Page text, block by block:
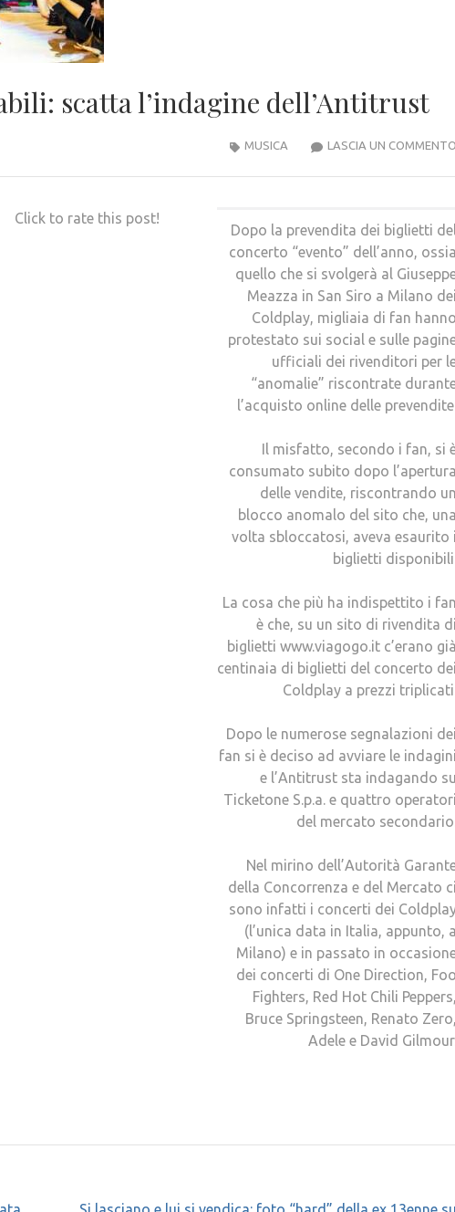
scatta l’indagine dell’Antitrust
LASCIA UN COMMENTO
MUSICA
Dopo la prevendita dei biglietti
concerto “evento” dell’anno, ossia
quello che si svolgerà al
Meazza in San Siro a Milano dei
Coldplay, migliaia di fan hanno
protestato sui social e sulle
ufficiali dei rivenditori per
“anomalie” riscontrate
l’acquisto online delle
Il misfatto, secondo i fan, si
consumato subito dopo l’apertura
delle vendite, riscontrando un
blocco anomalo del sito che, una
volta sbloccatosi, aveva esaurito i
biglietti
La cosa che più ha indispettito i fan
è che, su un sito di rivendita di
biglietti www.viagogo.it c’erano già
centinaia di biglietti del concerto dei
Coldplay a prezzi
Dopo le numerose segnalazioni dei
fan si è deciso ad avviare le indagini
e l’Antitrust sta indagando su
Ticketone S.p.a. e quattro operatori
del mercato
Nel mirino dell’Autorità
della Concorrenza e del Mercato ci
sono infatti i concerti dei
(l’unica data in Italia, appunto, a
Milano) e in passato in
dei concerti di One Direction, Foo
Fighters, Red Hot Chili Peppers,
Bruce Springsteen, Renato Zero,
Adele e David
Click to rate this post!